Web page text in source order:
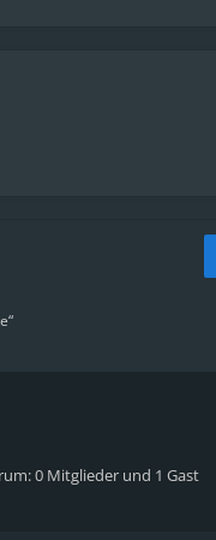
0 Mitglieder und 1 Gast